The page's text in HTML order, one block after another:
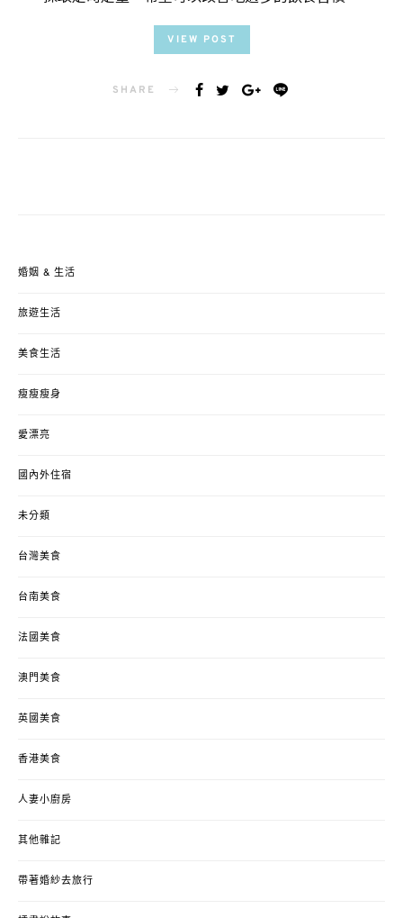
VIEW POST
SHARE
婚姻 & 生活
旅遊生活
美食生活
瘦瘦瘦身
愛漂亮
國內外住宿
未分類
台灣美食
台南美食
法國美食
澳門美食
英國美食
香港美食
人妻小廚房
其他雜記
帶著婚紗去旅行